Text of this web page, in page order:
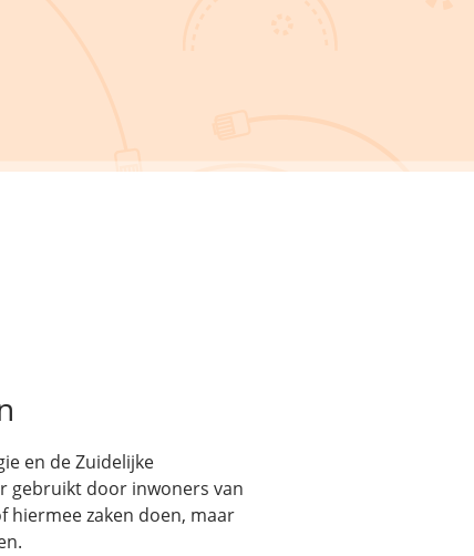
en de Zuidelijke
gebruikt door inwoners van
hiermee zaken doen, maar